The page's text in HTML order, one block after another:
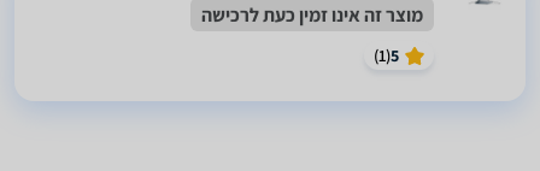
מוצר זה אינו זמין כעת לרכישה
5
(
1
)